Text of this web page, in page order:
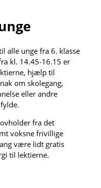
alle unge fra 6. klasse
kl. 14.45-16.15 er
hjælp til
om skolegang,
eller andre
fra det
voksne frivillige
være lidt gratis
til lektierne.